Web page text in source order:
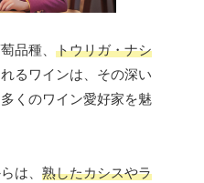
品種、 トウリガ・ナシ
るワインは、その深い
くのワイン愛好家を魅
は、 熟したカシスやラ